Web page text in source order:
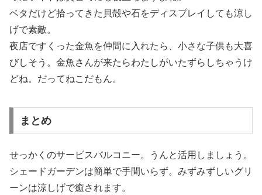
ベタだけど拾ってきた貝殻や石をディスプレイしても涼し
げで素敵。
夜店ですくった金魚を仲間に入れたら、小さな子供も大喜
びしそう。金魚さんが来たらわたしがいたずらしちゃうけ
どね。だってねこだもん。
まとめ
せっかくのサービスバルコニー。うんと活用しましょう。
シェードガーデンは簡単で手間いらず。みずみずしいグリ
ーンは涼しげで癒されます。